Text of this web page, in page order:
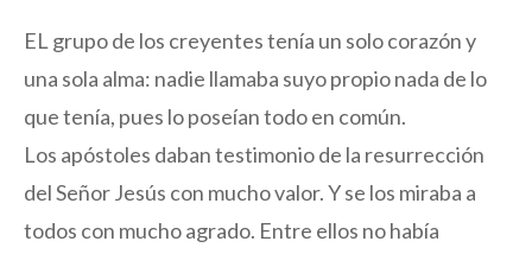
EL grupo de los creyentes tenía un solo corazón y
una sola alma: nadie llamaba suyo propio nada de lo
que tenía, pues lo poseían todo en común.
Los apóstoles daban testimonio de la resurrección
del Señor Jesús con mucho valor. Y se los miraba a
todos con mucho agrado. Entre ellos no había